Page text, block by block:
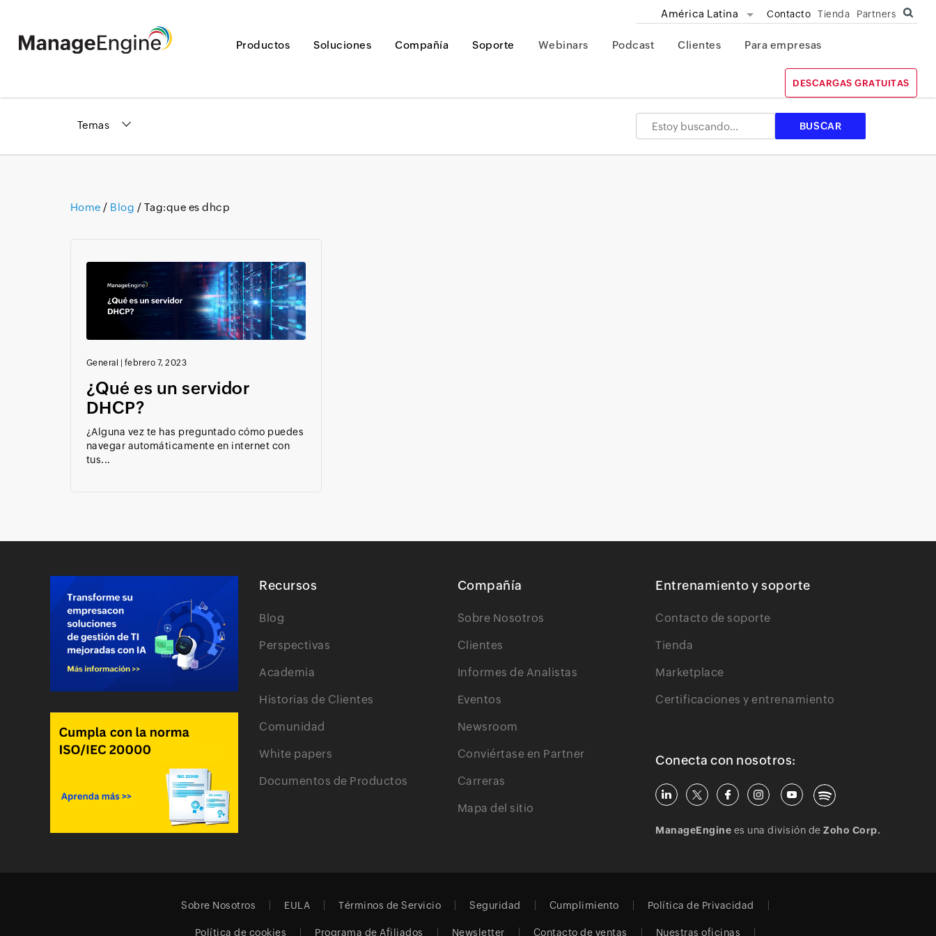
América Latina Contacto Tienda Partners
Productos Soluciones Compañía Soporte Webinars Podcast Clientes Para empresas
DESCARGAS GRATUITAS
Temas
Home / Blog / Tag:que es dhcp
General febrero 7, 2023
¿Qué es un servidor
DHCP?
¿Alguna vez te has preguntado cómo puedes
navegar automáticamente en internet con
tus...
Recursos
Blog
Perspectivas
Academia
Historias de Clientes
Comunidad
White papers
Documentos de Productos
Compañía
Sobre Nosotros
Clientes
Informes de Analistas
Eventos
Newsroom
Conviértase en Partner
Carreras
Mapa del sitio
Entrenamiento y soporte
Contacto de soporte
Tienda
Marketplace
Certificaciones y entrenamiento
Conecta con nosotros:
ManageEngine es una división deZoho Corp.
Sobre Nosotros EULA Términos de Servicio Seguridad Cumplimiento Política de Privacidad
Política de cookies Programa de Afiliados Newsletter Contacto de ventas Nuestras oficinas